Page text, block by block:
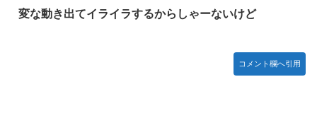
変な動き出てイライラするからしゃーないけど
コメント欄へ引用